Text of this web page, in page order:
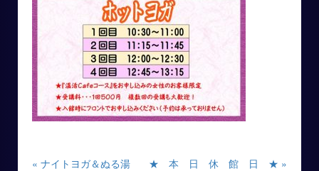
« ナイトヨガ＆ぬる湯 ★ 本 日 休 館 日 ★ »